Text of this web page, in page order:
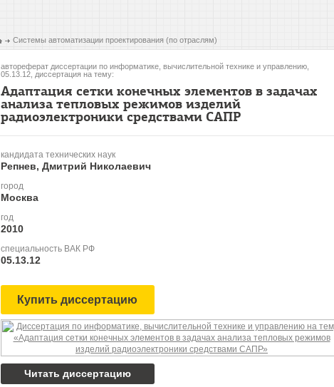
Системы автоматизации проектирования (по отраслям)
автореферат диссертации по информатике, вычислительной технике и управлению,
05.13.12, диссертация на тему:
Адаптация сетки конечных элементов в задачах
анализа тепловых режимов изделий
радиоэлектроники средствами САПР
кандидата технических наук
Репнев, Дмитрий Николаевич
город
Москва
год
2010
специальность ВАК РФ
05.13.12
Купить диссертацию
Читать диссертацию